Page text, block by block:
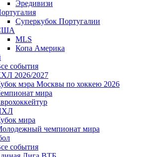
Эредивизи
Суперкубок Португалии
MLS
Копа Америка
события
2026/2027
мэра Москвы по хоккею 2026
мира
мира
чемпионат мира
события